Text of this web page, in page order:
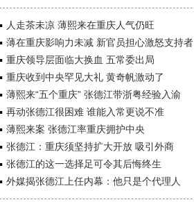
人走茶未凉 薄熙来在重庆人气仍旺
薄在重庆影响力未减 新官员担心激怒支持者
重庆领导层面临大换血 五常委出局
重庆收到中央罕见大礼 黄奇帆激动了
薄熙来“五个重庆” 张德江带浙粤经验入渝
再动张德江很困难 谁能入常更说不准
薄熙来案 张德江率重庆拥护中央
张德江：重庆须坚持扩大开放 吸引外商
张德江的这一选择足可令其后悔终生
外媒揭张德江上任内幕：他只是个代理人